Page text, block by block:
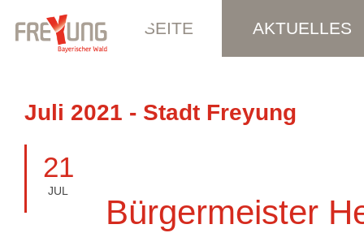
STARTSEITE AKTUELLES
Juli 2021 - Stadt Freyung
21
JUL
Bürgermeister